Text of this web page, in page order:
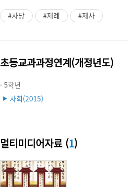
#사당 #제례 #제사
초등교과과정연계(개정년도)
· 5학년
▶ 사회(2015)
멀티미디어자료 (1)